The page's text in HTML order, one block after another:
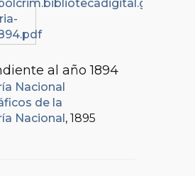
al año 1894
Nacional
de la
Nacional , 1895